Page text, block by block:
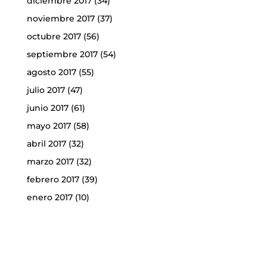
noviembre 2017(37)
octubre 2017(56)
septiembre 2017(54)
agosto 2017(55)
julio 2017(47)
junio 2017(61)
mayo 2017(58)
abril 2017(32)
marzo 2017(32)
febrero 2017(39)
enero 2017(10)